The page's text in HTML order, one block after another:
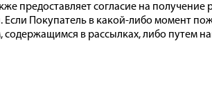
предоставляет согласие на
Покупатель в какой-либо момент
содержащимся в рассылках, либо путем